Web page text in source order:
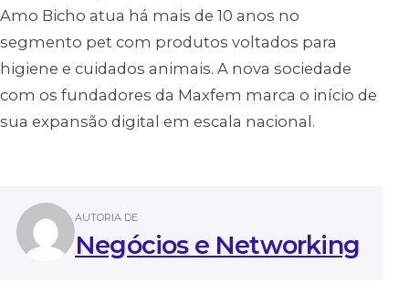
Amo Bicho atua há mais de 10 anos no
segmento pet com produtos voltados para
higiene e cuidados animais. A nova sociedade
com os fundadores da Maxfem marca o início de
sua expansão digital em escala nacional.
AUTORIA DE
Negócios e Networking